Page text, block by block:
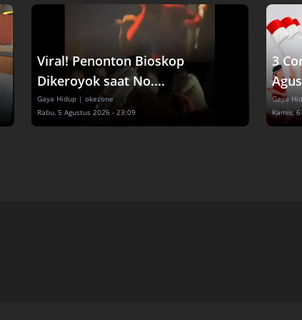
Viral! Penonton Bioskop
Dikeroyok saat No....
Gaya Hidup | okezone
Rabu, 5 Agustus 2026 - 23:09
3
Gaya
Kamis,